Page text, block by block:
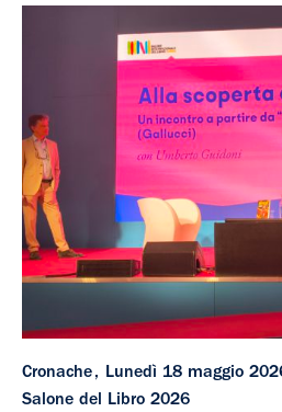
Cronache
Lunedì 18 maggio
Salone del Libro 2026